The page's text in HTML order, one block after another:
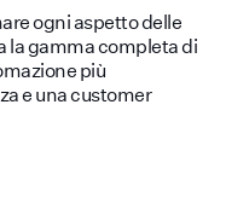
ogni aspetto delle
la gamma completa di
più
e una customer